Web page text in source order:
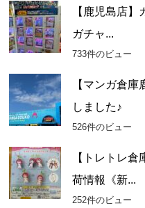
カ
イ
ブ
【鹿児島店
ガチャ...
733件のビュー
【マンガ倉
しました♪
526件のビュー
【トレトレ
荷情報《新...
252件のビュー